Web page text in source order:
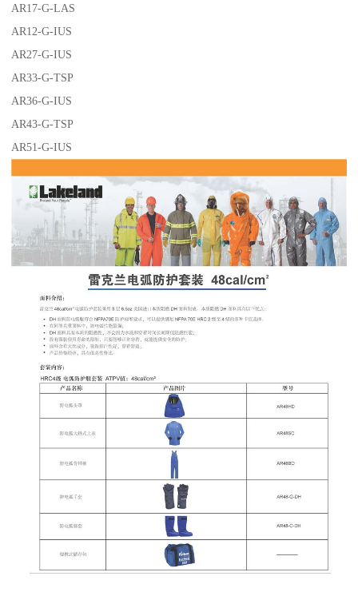
AR17-G-LAS
AR12-G-IUS
AR27-G-IUS
AR33-G-TSP
AR36-G-IUS
AR43-G-TSP
AR51-G-IUS